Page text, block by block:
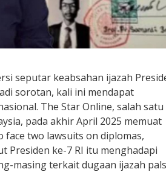
seputar keabsahan ijazah
sorotan, kali ini mendapat
The Star Online, salah satu
pada akhir April 2025 memuat
face two lawsuits on diplomas,
Presiden ke-7 RI itu menghadapi
masing terkait dugaan ijazah